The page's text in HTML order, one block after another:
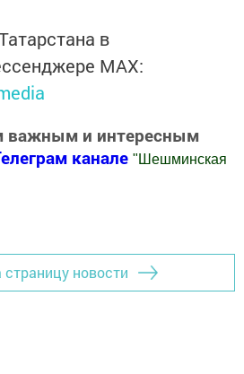
в
MАХ:
важным и интересным
канале " Шешминская
страницу новости